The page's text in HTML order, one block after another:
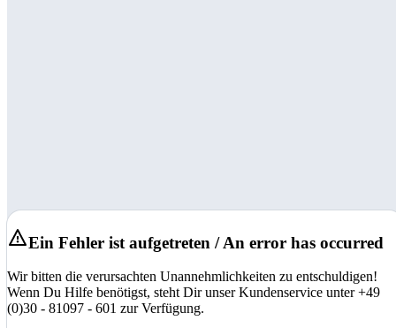
Ein Fehler ist aufgetreten / An error has occurred
Wir bitten die verursachten Unannehmlichkeiten zu entschuldigen!
Wenn Du Hilfe benötigst, steht Dir unser Kundenservice unter +49
(0)30 - 81097 - 601 zur Verfügung.